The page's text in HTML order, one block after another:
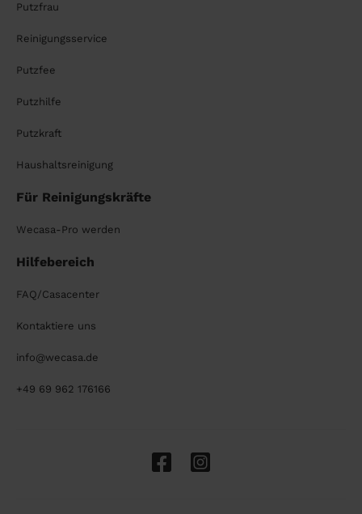
Putzfrau
Reinigungsservice
Putzfee
Putzhilfe
Putzkraft
Haushaltsreinigung
Für Reinigungskräfte
Wecasa-Pro werden
Hilfebereich
FAQ/Casacenter
Kontaktiere uns
info@wecasa.de
+49 69 962 176166